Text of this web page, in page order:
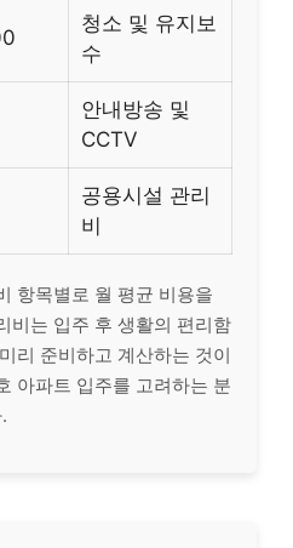
청소 및 유지보
수
안내방송 및
CCTV
공용시설 관리
비
항목별로 월 평균 비용을
비는 입주 후 생활의 편리함
리 준비하고 계산하는 것이
아파트 입주를 고려하는 분